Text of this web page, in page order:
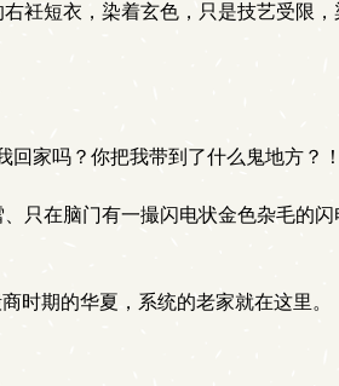
短衣，染着玄色，只是技艺受限
家吗？你把我带到了什么鬼地方？
在脑门有一撮闪电状金色杂毛的
时期的华夏，系统的老家就在这里。